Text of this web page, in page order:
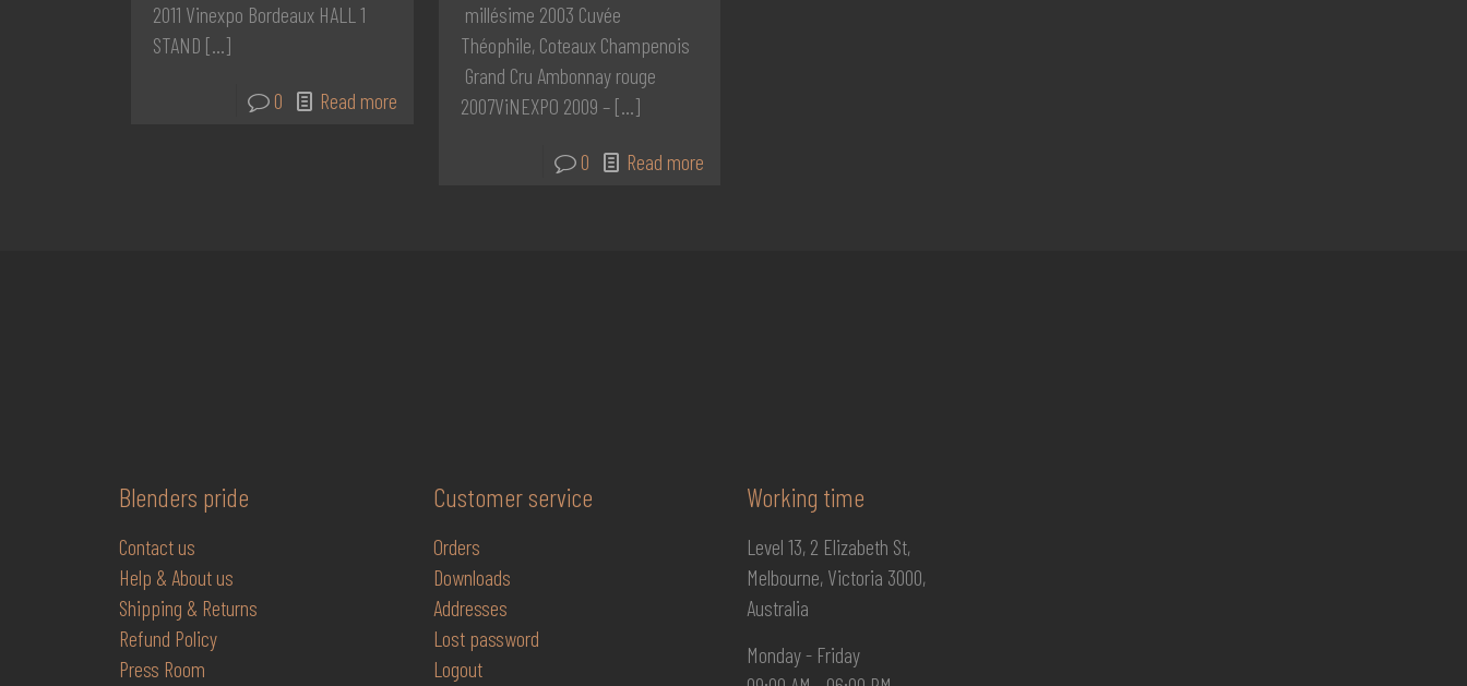
2011 Vinexpo Bordeaux HALL 1
STAND […]
0 Read more
millésime 2003 Cuvée
Théophile, Coteaux Champenois
Grand Cru Ambonnay rouge
2007ViNEXPO 2009 –[…]
0 Read more
Blenders pride
Contact us
Help & About us
Shipping & Returns
Refund Policy
Press Room
Customer service
Orders
Downloads
Addresses
Lost password
Logout
Working time
Level 13, 2 Elizabeth St,
Melbourne, Victoria 3000,
Australia
Monday - Friday